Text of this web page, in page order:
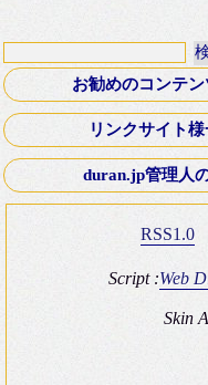
お勧めのコンテ
第十八話・外伝「
Old Fashioned Love
映画 いつかA列車に乗
ミステリースポット
復刻版 itt-your-a! そ
リンクサイト
文芸Webサーチ
K-電子計算機同好会
Four Silver Rings
Brown_eyes Hobby
ＴＲＡＤ（トラッド）
duran.jp管理人
RSS1.0
Script :Web
Skin